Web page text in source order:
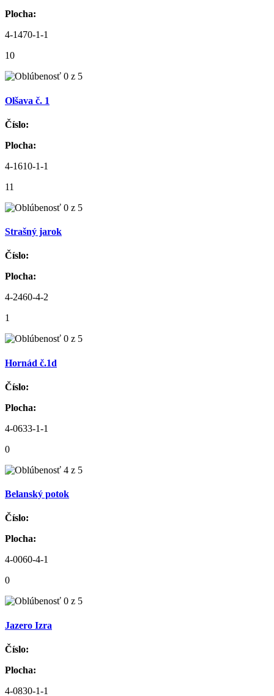
Plocha:
4-1470-1-1
10
Olšava č. 1
Číslo:
Plocha:
4-1610-1-1
11
Strašný jarok
Číslo:
Plocha:
4-2460-4-2
1
Hornád č.1d
Číslo:
Plocha:
4-0633-1-1
0
Belanský potok
Číslo:
Plocha:
4-0060-4-1
0
Jazero Izra
Číslo:
Plocha:
4-0830-1-1